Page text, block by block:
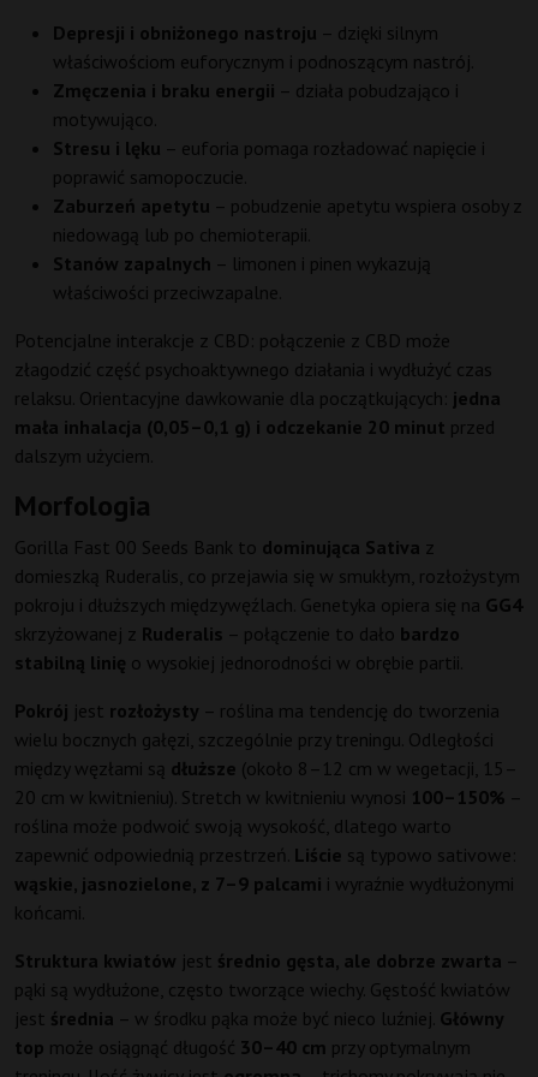
Depresji i obniżonego nastroju – dzięki silnym
właściwościom euforycznym i podnoszącym nastrój.
Zmęczenia i braku energii – działa pobudzająco i
motywująco.
Stresu i lęku – euforia pomaga rozładować napięcie i
poprawić samopoczucie.
Zaburzeń apetytu – pobudzenie apetytu wspiera osoby z
niedowagą lub po chemioterapii.
Stanów zapalnych – limonen i pinen wykazują
właściwości przeciwzapalne.
Potencjalne interakcje z CBD: połączenie z CBD może
złagodzić część psychoaktywnego działania i wydłużyć czas
relaksu. Orientacyjne dawkowanie dla początkujących: jedna
mała inhalacja (0,05–0,1 g) i odczekanie 20 minut przed
dalszym użyciem.
Morfologia
Gorilla Fast 00 Seeds Bank to dominująca Sativa z
domieszką Ruderalis, co przejawia się w smukłym, rozłożystym
pokroju i dłuższych międzywęźlach. Genetyka opiera się na GG4
skrzyżowanej z Ruderalis – połączenie to dało bardzo
stabilną linię o wysokiej jednorodności w obrębie partii.
Pokrój jest rozłożysty – roślina ma tendencję do tworzenia
wielu bocznych gałęzi, szczególnie przy treningu. Odległości
między węzłami są dłuższe (około 8–12 cm w wegetacji, 15–
20 cm w kwitnieniu). Stretch w kwitnieniu wynosi 100–150% –
roślina może podwoić swoją wysokość, dlatego warto
zapewnić odpowiednią przestrzeń. Liście są typowo sativowe:
wąskie, jasnozielone, z 7–9 palcami i wyraźnie wydłużonymi
końcami.
Struktura kwiatów jest średnio gęsta, ale dobrze zwarta –
pąki są wydłużone, często tworzące wiechy. Gęstość kwiatów
jest średnia – w środku pąka może być nieco luźniej. Główny
top może osiągnąć długość 30–40 cm przy optymalnym